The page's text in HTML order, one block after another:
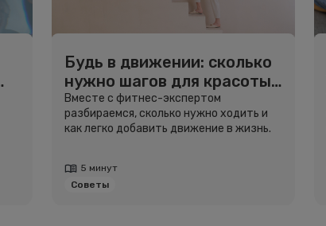
Будь в движении: сколько
нужно шагов для красоты
и здоровья
Вместе с фитнес-экспертом
разбираемся, сколько нужно ходить и
как легко добавить движение в жизнь.
5 минут
Советы